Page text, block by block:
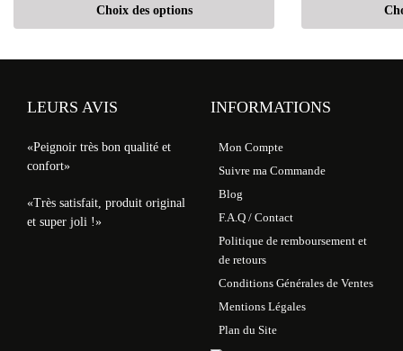
Choix des options
LEURS AVIS
«Peignoir très bon qualité et
confort»
«Très satisfait, produit original
et super joli !»
INFORMATIONS
Mon Compte
Suivre ma Commande
Blog
F.A.Q / Contact
Politique de remboursement et
de retours
Conditions Générales de Ventes
Mentions Légales
Plan du Site